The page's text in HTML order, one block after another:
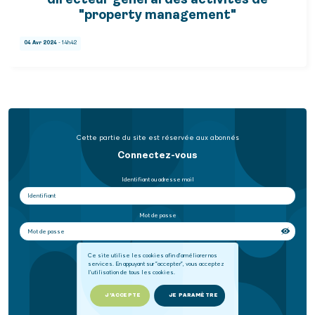
Ce site utilise les cookies afin d'améliorer nos
services. En appuyant sur "accepter", vous acceptez
l'utilisation de tous les cookies.
J'ACCEPTE JE PARAMÈTRE
"property management"
04 Avr 2024 - 14h42
Cette partie du site est réservée aux abonnés
Connectez-vous
Identifiant ou adresse mail
Mot de passe
Mot de passe oublié